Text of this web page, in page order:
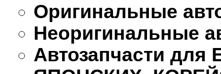
Оригинальные
Неоригинальные
Автозапчасти